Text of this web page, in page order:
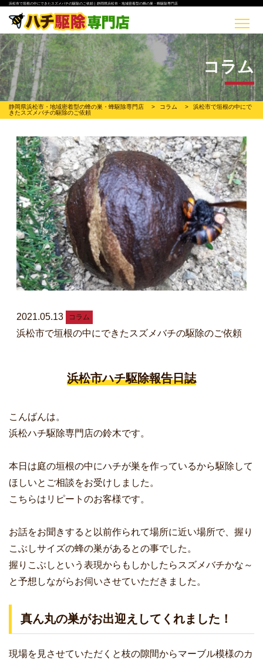
浜松市で垣根の中にできたスズメバチの駆除のご依頼 | 静岡県浜松市・地域密着型の蜂の巣・蜂駆除専門店
コラム
静岡県浜松市・地域密着型の蜂の巣・蜂駆除専門店 > コラム >
浜松市で垣根の中にで
きたスズメバチの駆除のご依頼
2021.05.13 コラム
浜松市で垣根の中にできたスズメバチの駆除のご依頼
浜松市ハチ駆除報告日誌
こんばんは。
浜松ハチ駆除専門店の鈴木です。
本日は庭の垣根の中にハチが巣を作っているから駆除して
ほしいとご相談をお受けしました。
こちらはリピートのお客様です。
お話をお聞きすると以前作られて場所に近い場所で、握り
こぶしサイズの蜂の巣があるとの事でした。
握りこぶしという表現からもしかしたらスズメバチかな～
と予想しながらお伺いさせていただきました。
真ん丸の巣がお出迎えしてくれました！
現場を見させていただくと枝の隙間からマーブル模様のカ